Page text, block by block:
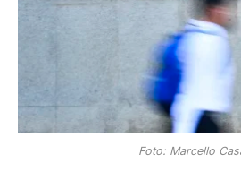
Foto: Marcello